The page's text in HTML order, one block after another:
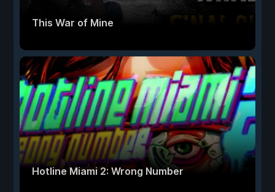
This War of Mine
Hotline Miami 2: Wrong Number